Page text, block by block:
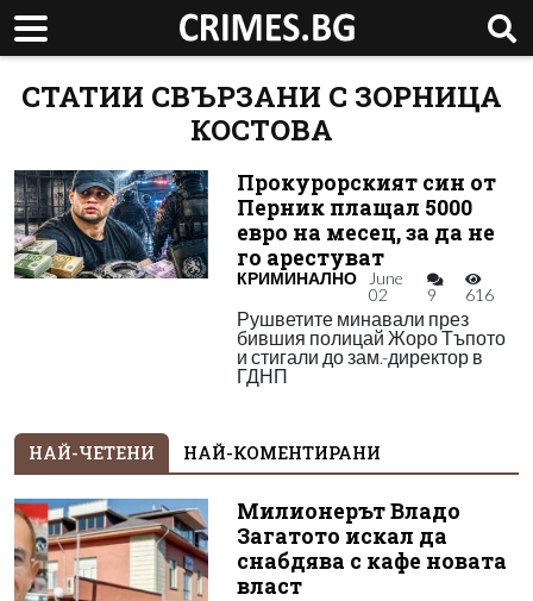
СТАТИИ СВЪРЗАНИ С ЗОРНИЦА
КОСТОВА
Прокурорският син от
Перник плащал 5000
евро на месец, за да не
го арестуват
КРИМИНАЛНО
June
02
9 616
Рушветите минавали през
бившия полицай Жоро Тъпото
и стигали до зам.-директор в
ГДНП
НАЙ-ЧЕТЕНИ НАЙ-КОМЕНТИРАНИ
Милионерът Владо
Загатото искал да
снабдява с кафе новата
власт